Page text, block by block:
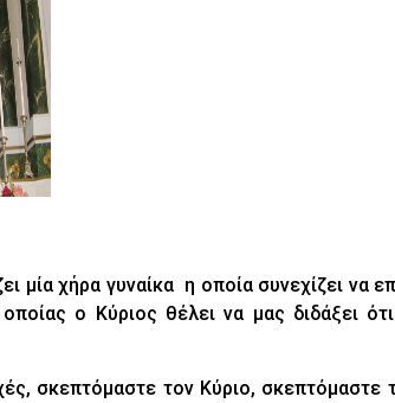
μία χήρα γυναίκα η οποία συνεχίζει να
ο Κύριος θέλει να μας διδάξει
σκεπτόμαστε τον Κύριο, σκεπτόμαστε